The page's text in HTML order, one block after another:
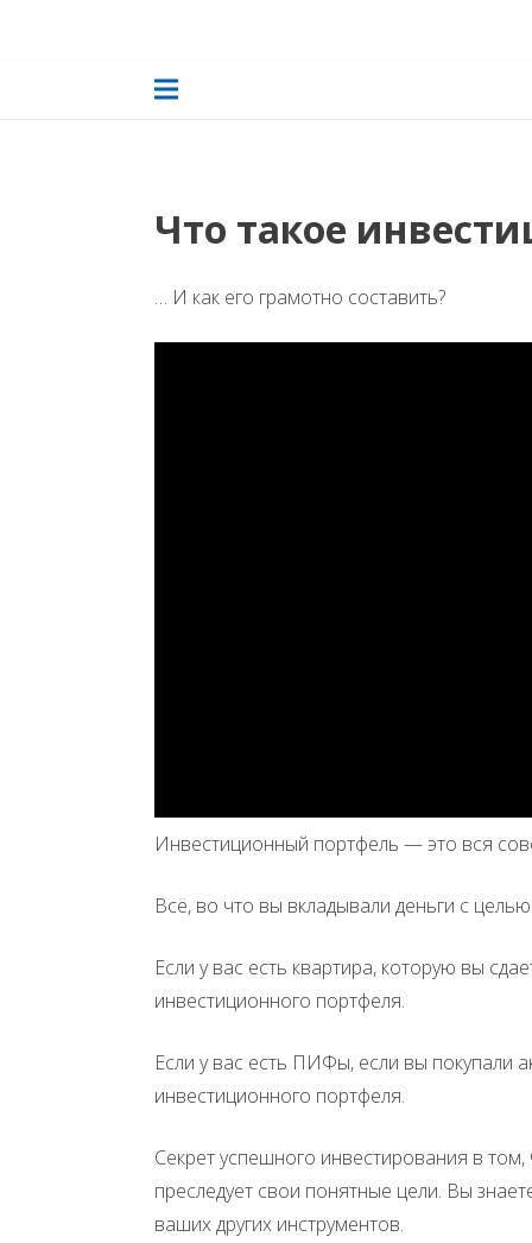
Что такое
… И как его грамотно составить?
Инвестиционный портфель — это вся
Всё, во что вы вкладывали деньги с
Если у вас есть квартира, которую вы
инвестиционного портфеля.
Если у вас есть ПИФы, если вы покупали
инвестиционного портфеля.
Секрет успешного инвестирования в
преследует свои понятные цели. Вы
ваших других инструментов.